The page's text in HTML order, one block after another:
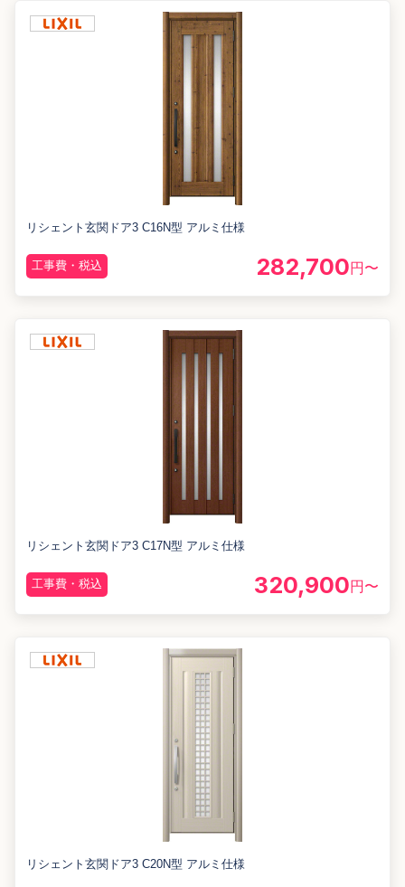
リシェント玄関ドア3 C16N型 アルミ仕様
工事費・税込 282,700円〜
リシェント玄関ドア3 C17N型 アルミ仕様
工事費・税込 320,900円〜
リシェント玄関ドア3 C20N型 アルミ仕様